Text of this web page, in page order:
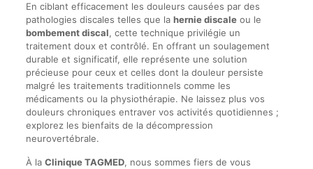
En ciblant efficacement les douleurs causées par des
pathologies discales telles que la hernie discaleou le
bombement discal, cette technique privilégie un
traitement doux et contrôlé. En offrant un soulagement
durable et significatif, elle représente une solution
précieuse pour ceux et celles dont la douleur persiste
malgré les traitements traditionnels comme les
médicaments ou la physiothérapie. Ne laissez plus vos
douleurs chroniques entraver vos activités quotidiennes ;
explorez les bienfaits de la décompression
neurovertébrale.
À la Clinique TAGMED, nous sommes fiers de vous